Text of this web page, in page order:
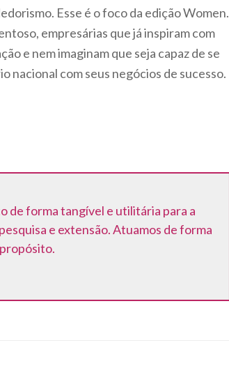
Esse é o foco da edição Women.
empresárias que já inspiram com
e nem imaginam que seja capaz de se
nacional com seus negócios de sucesso.
de forma tangível e utilitária para a
e extensão. Atuamos de forma